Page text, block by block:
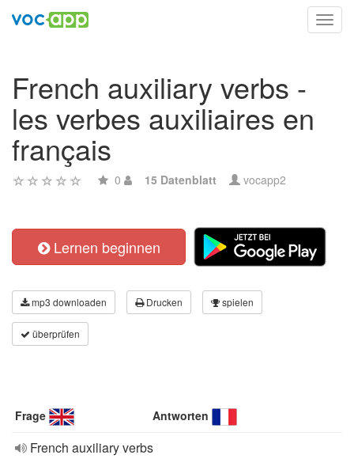
French auxiliary verbs -
les verbes auxiliaires en
français
0 15 Datenblatt vocapp2
Lernen beginnen
mp3 downloaden Drucken spielen
überprüfen
Frage Antworten
French auxiliary verbs